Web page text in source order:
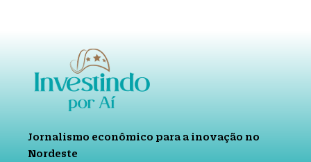
Jornalismo econômico para a inovação no
Nordeste